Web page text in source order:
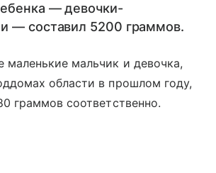
— девочки-
— составил 5200 граммов.
мальчик и девочка,
области в прошлом году,
граммов соответственно.